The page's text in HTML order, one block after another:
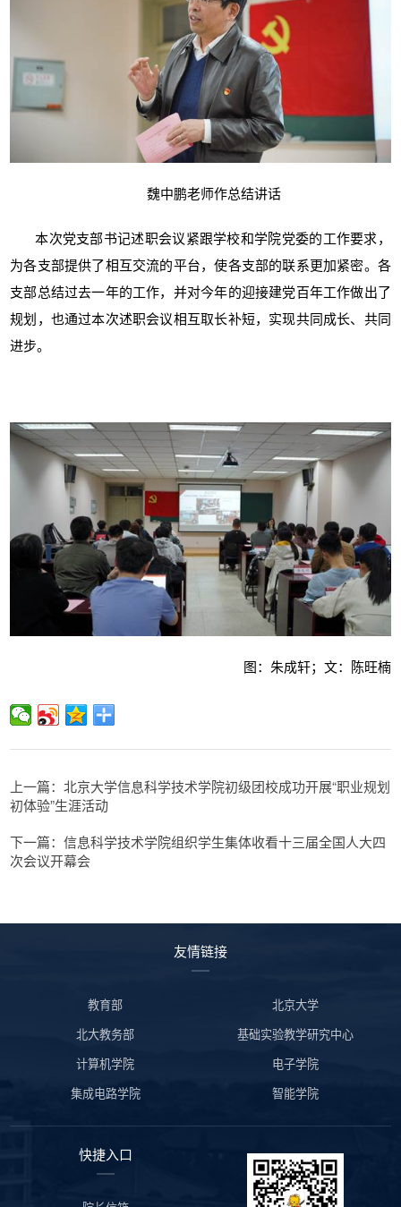
魏中鹏老师作总结讲话
本次党支部书记述职会议紧跟学校和学院党委的工作要求，
为各支部提供了相互交流的平台，使各支部的联系更加紧密。各
支部总结过去一年的工作，并对今年的迎接建党百年工作做出了
规划，也通过本次述职会议相互取长补短，实现共同成长、共同
进步。
图：朱成轩；文：陈旺楠
上一篇：北京大学信息科学技术学院初级团校成功开展“职业规划
初体验”生涯活动
下一篇：信息科学技术学院组织学生集体收看十三届全国人大四
次会议开幕会
友情链接
教育部
北京大学
北大教务部
基础实验教学研究中心
计算机学院
电子学院
集成电路学院
智能学院
快捷入口